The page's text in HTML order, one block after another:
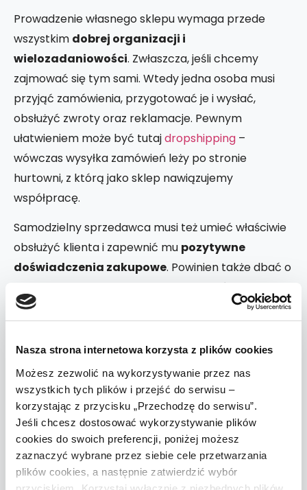
Nasza strona internetowa korzysta z plików cookies
Możesz zezwolić na wykorzystywanie przez nas
wszystkich tych plików i przejść do serwisu –
korzystając z przycisku „Przechodzę do serwisu”.
Jeśli chcesz dostosować wykorzystywanie plików
cookies do swoich preferencji, poniżej możesz
zaznaczyć wybrane przez siebie cele przetwarzania
plików cookies, a następnie zatwierdzić wybór
Prowadzenie własnego sklepu wymaga przede
wszystkim dobrej organizacji i
wielozadaniowości. Zwłaszcza, jeśli chcemy
zajmować się tym sami. Wtedy jedna osoba musi
przyjąć zamówienia, przygotować je i wysłać,
obsłużyć zwroty oraz reklamacje. Pewnym
ułatwieniem może być tutajdropshipping –
wówczas wysyłka zamówień leży po stronie
hurtowni, z którą jako sklep nawiązujemy
współpracę.
Samodzielny sprzedawca musi też umieć właściwie
obsłużyć klienta i zapewnić mu pozytywne
doświadczenia zakupowe. Powinien także dbać o
wizerunek swojej marki i wykorzystywać do tego
media społecznościowe. To sporo pracy i
Na szczęście dzięki gotowemu oprogramowaniu,
takiemu jak Shoper, z barków przedsiębiorcy spada
ogromny ciężar. Nie musi on znać się na budowaniu
stron internetowych czy programowaniu, nie
martwi się też o technikalia i kwestie serwera, które
dostaje w cenie. Po prostu otwiera sklep online,
który na start ma wszystko, co trzeba, by